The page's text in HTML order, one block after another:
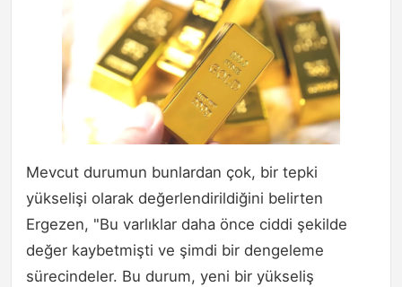
Mevcut durumun bunlardan çok, bir tepki
yükselişi olarak değerlendirildiğini belirten
Ergezen, "Bu varlıklar daha önce ciddi şekilde
değer kaybetmişti ve şimdi bir dengeleme
sürecindeler. Bu durum, yeni bir yükseliş